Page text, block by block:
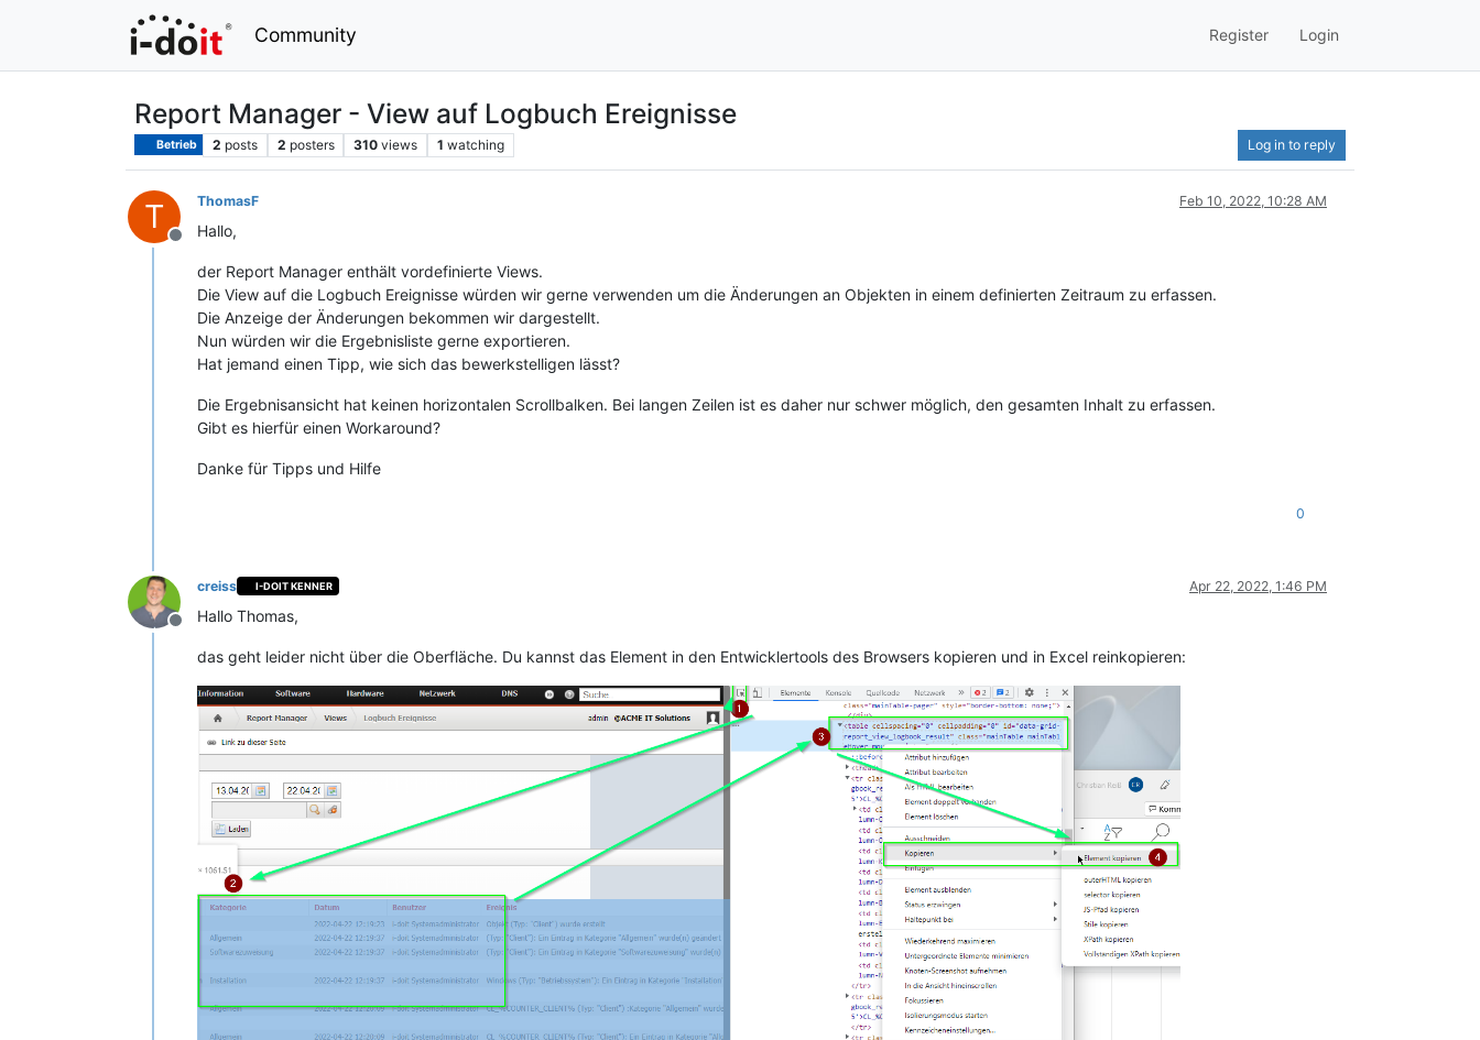
Community Register Login
Report Manager - View auf Logbuch Ereignisse
Betrieb 2 posts 2 posters 310 views 1 watching Log in to reply
T
Offline
ThomasF Feb 10, 2022, 10:28 AM
Hallo,
der Report Manager enthält vordefinierte Views.
Die View auf die Logbuch Ereignisse würden wir gerne verwenden um die Änderungen an Objekten in einem definierten Zeitraum zu erfassen.
Die Anzeige der Änderungen bekommen wir dargestellt.
Nun würden wir die Ergebnisliste gerne exportieren.
Hat jemand einen Tipp, wie sich das bewerkstelligen lässt?
Die Ergebnisansicht hat keinen horizontalen Scrollbalken. Bei langen Zeilen ist es daher nur schwer möglich, den gesamten Inhalt zu erfassen.
Gibt es hierfür einen Workaround?
Danke für Tipps und Hilfe
0
Offline
creiss I-DOIT KENNER Apr 22, 2022, 1:46 PM
Hallo Thomas,
das geht leider nicht über die Oberfläche. Du kannst das Element in den Entwicklertools des Browsers kopieren und in Excel reinkopieren: